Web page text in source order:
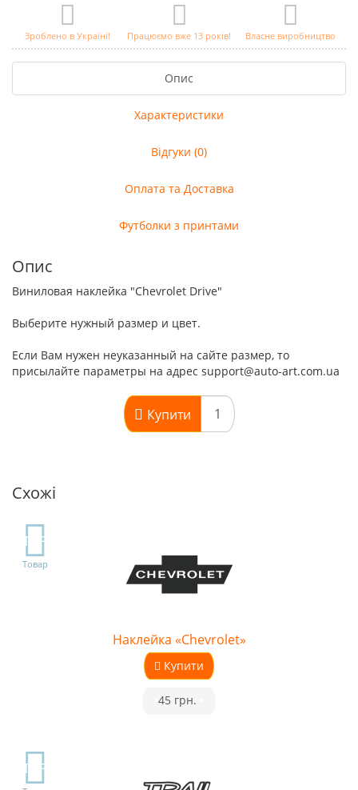
Зроблено в Україні! Працюємо вже 13 років! Власне виробництво
Опис
Характеристики
Відгуки (0)
Оплата та Доставка
Футболки з принтами
Опис
Виниловая наклейка "Chevrolet Drive"
Выберите нужный размер и цвет.
Если Вам нужен неуказанный на сайте размер, то
присылайте параметры на адрес support@auto-art.com.ua
Купити
Схожі
TOP
Товар
Наклейка «Chevrolet»
Купити
45 грн.
TOP